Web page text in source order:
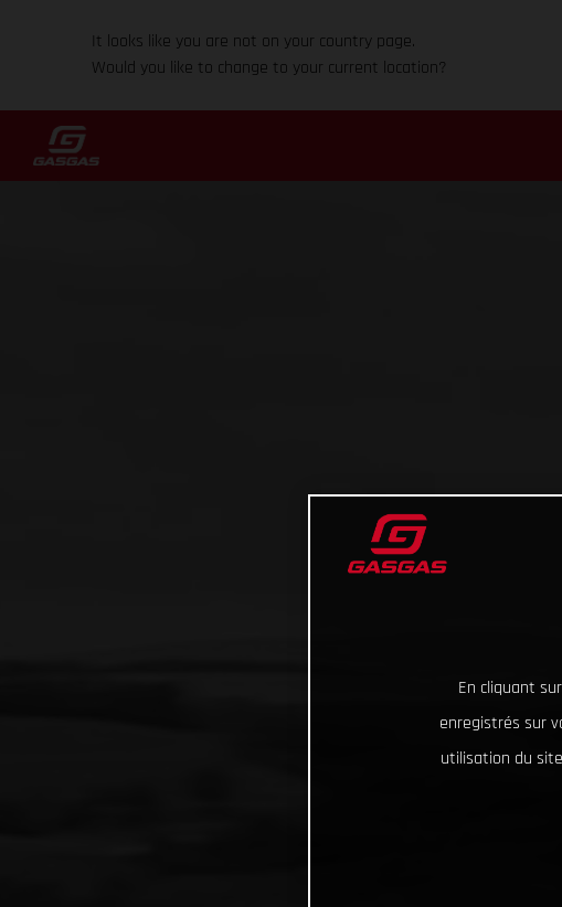
It looks like you are not on your country page.
Would you like to change to your current location?
En cliquant
enregistrés sur
utilisation du